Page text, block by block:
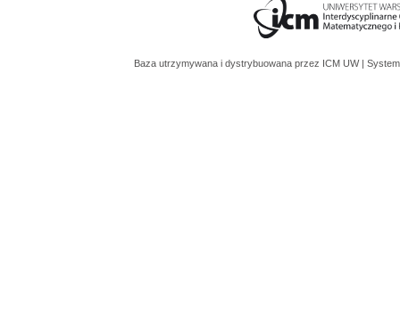
Baza utrzymywana i dystrybuowana przez ICM UW |